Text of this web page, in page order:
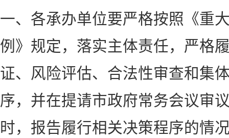
一、各承办单位要严格按照《重
例》规定，落实主体责任，严格
证、风险评估、合法性审查和集
序，并在提请市政府常务会议审
时，报告履行相关决策程序的情